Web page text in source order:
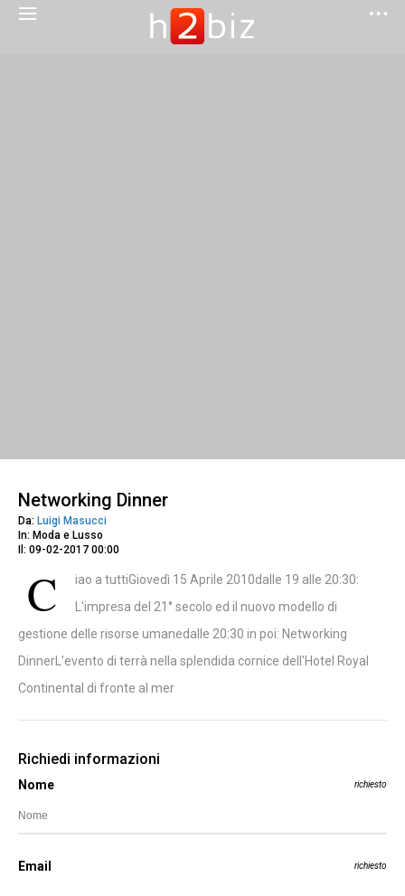
Networking Dinner
Da: Luigi Masucci
In: Moda e Lusso
Il: 09-02-2017 00:00
C
iao a tuttiGiovedì 15 Aprile 2010dalle 19 alle 20:30:
L'impresa del 21° secolo ed il nuovo modello di
gestione delle risorse umanedalle 20:30 in poi: Networking
DinnerL'evento di terrà nella splendida cornice dell'Hotel Royal
Continental di fronte al mer
Richiedi informazioni
Nome richiesto
Email richiesto